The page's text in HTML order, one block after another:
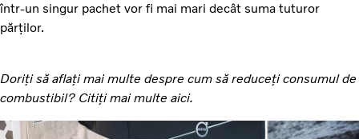
într-un singur pachet vor fi mai mari decât suma tuturor
părților.
Doriți să aflați mai multe despre cum să reduceți consumul de
combustibil? Citiți mai multe aici.